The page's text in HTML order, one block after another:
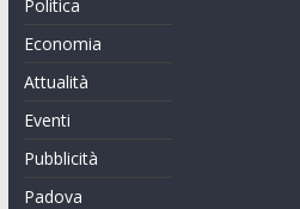
Politica
Economia
Attualità
Eventi
Pubblicità
Padova